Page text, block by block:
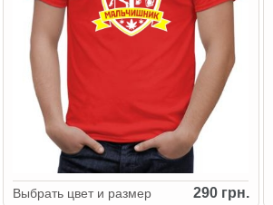
Выбрать цвет и размер 290 грн.